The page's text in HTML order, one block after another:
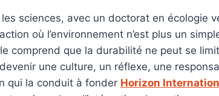
sciences, avec un doctorat en écologie
où l’environnement n’est plus un
comprend que la durabilité ne peut se
une culture, un réflexe, une
qui la conduit à fonder Horizon